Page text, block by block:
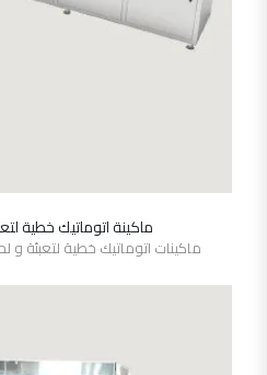
DETAILS
ماكينة اتوماتيك خطية
ماكينات اتوماتيك خطية لتعبئة و